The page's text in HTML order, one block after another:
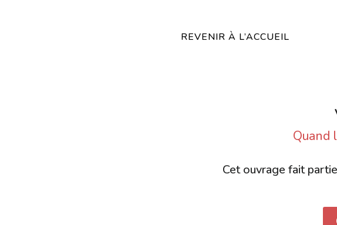
REVENIR À L’ACCUEIL
Quand
Cet ouvrage fait